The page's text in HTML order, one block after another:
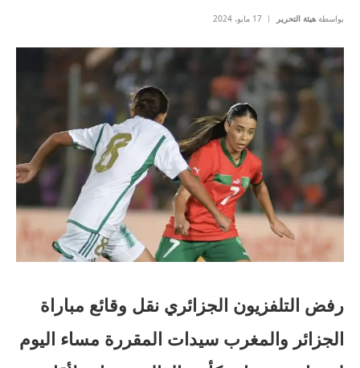
بواسطة هيئة التحرير 17 مايو، 2024
رفض التلفزيون الجزائري نقل وقائع مباراة
الجزائر والمغرب سيدات المقررة مساء اليوم